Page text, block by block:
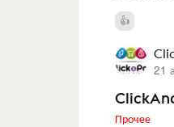
21
Прочее